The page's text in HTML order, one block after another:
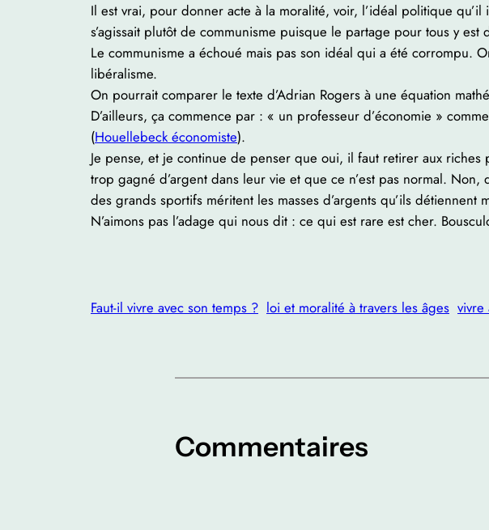
Il est vrai, pour donner acte à la moralité, voir, l’idéal politique
s’agissait plutôt de communisme puisque le partage pour tous y est
Le communisme a échoué mais pas son idéal qui a été corrompu.
libéralisme.
On pourrait comparer le texte d’Adrian Rogers à une équation
D’ailleurs, ça commence par : « un professeur d’économie »
(Houellebeck économiste).
Je pense, et je continue de penser que oui, il faut retirer aux
trop gagné d’argent dans leur vie et que ce n’est pas normal.
des grands sportifs méritent les masses d’argents qu’ils
N’aimons pas l’adage qui nous dit : ce qui est rare est cher.
Faut-il vivre avec son temps ? loi et moralité à travers les âges vivre
Commentaires